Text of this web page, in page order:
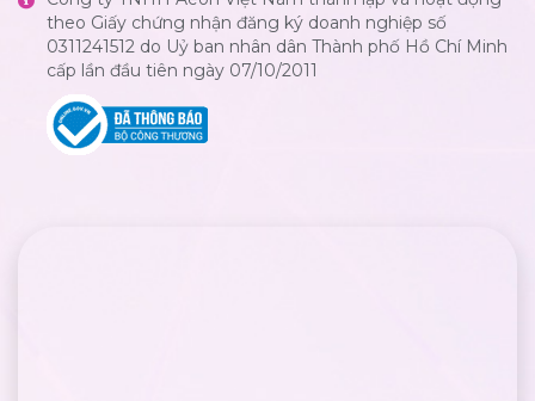
theo Giấy chứng nhận đăng ký doanh nghiệp số
0311241512 do Uỷ ban nhân dân Thành phố Hồ Chí Minh
cấp lần đầu tiên ngày 07/10/2011